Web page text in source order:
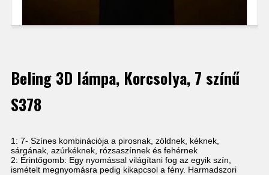
Beling 3D lámpa, Korcsolya, 7 színű
S378
1: 7- Színes kombinációja a pirosnak, zöldnek, kéknek,
sárgának, azúrkéknek, rózsaszínnek és fehérnek
2: Érintőgomb: Egy nyomással világítani fog az egyik szín,
ismételt megnyomásra pedig kikapcsol a fény. Harmadszori